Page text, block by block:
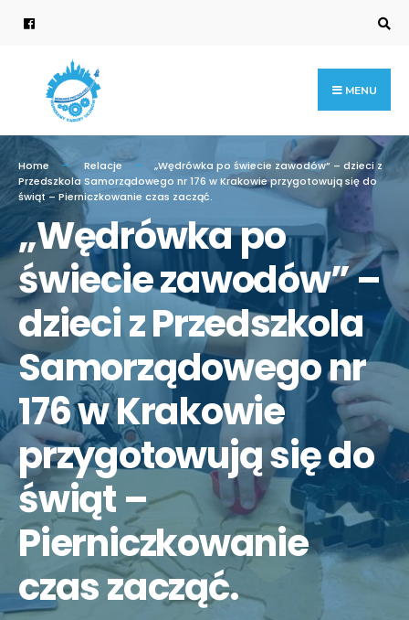
MENU
Home Relacje
„Wędrówka po świecie zawodów” – dzieci z
Przedszkola Samorządowego nr 176 w Krakowie przygotowują się do
świąt – Pierniczkowanie czas zacząć.
„Wędrówka po
świecie zawodów” –
dzieci z Przedszkola
Samorządowego nr
176 w Krakowie
przygotowują się do
świąt –
Pierniczkowanie
czas zacząć.